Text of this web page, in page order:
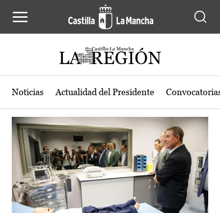
Actualidad de la región de Castilla-
Noticias Actualidad del Presidente